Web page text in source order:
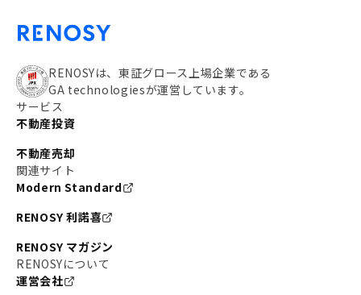
RENOSYは、東証グロース上場企業である
GA technologiesが運営しています。
サービス
不動産投資
不動産売却
関連サイト
Modern Standard
RENOSY 利諾喜
RENOSY マガジン
RENOSYについて
運営会社